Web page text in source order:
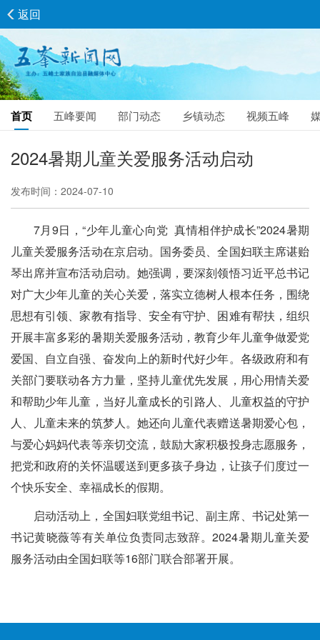
首页 五峰要闻 部门动态 乡镇动态 视频五峰
返回
2024暑期儿童关爱服务活动启动
发布时间：2024-07-10
7月9日，“少年儿童心向党 真情相伴护成长”2024暑期
儿童关爱服务活动在京启动。国务委员、全国妇联主席谌贻
琴出席并宣布活动启动。她强调，要深刻领悟习近平总书记
对广大少年儿童的关心关爱，落实立德树人根本任务，围绕
思想有引领、家教有指导、安全有守护、困难有帮扶，组织
开展丰富多彩的暑期关爱服务活动，教育少年儿童争做爱党
爱国、自立自强、奋发向上的新时代好少年。各级政府和有
关部门要联动各方力量，坚持儿童优先发展，用心用情关爱
和帮助少年儿童，当好儿童成长的引路人、儿童权益的守护
人、儿童未来的筑梦人。她还向儿童代表赠送暑期爱心包，
与爱心妈妈代表等亲切交流，鼓励大家积极投身志愿服务，
把党和政府的关怀温暖送到更多孩子身边，让孩子们度过一
个快乐安全、幸福成长的假期。
启动活动上，全国妇联党组书记、副主席、书记处第一
书记黄晓薇等有关单位负责同志致辞。2024暑期儿童关爱
服务活动由全国妇联等16部门联合部署开展。